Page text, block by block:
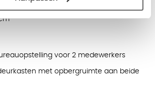
74 - 85 cm
voor 2 medewerkers
met opbergruimte aan beide